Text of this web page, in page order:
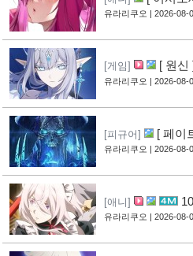
루레이 VOL.2
유라리쿠오 | 2026-08-
[게임] [ 원신
유라리쿠오 | 2026-08-
[피규어]
[ 페이
작 피규어 공개
유라리쿠오 | 2026-08-
[애니]
로러 ] PV 영상
유라리쿠오 | 2026-08-